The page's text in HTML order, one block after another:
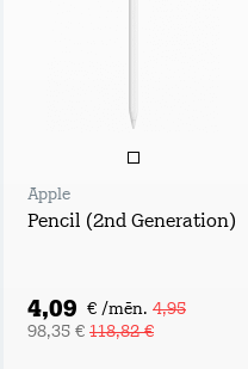
Apple
Pencil (2nd Generation)
4,09 € /mēn. 4,95
98,35 € 118,82 €